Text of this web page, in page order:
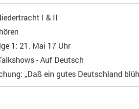
I & II
1: 21. Mai 17 Uhr
- Auf Deutsch
„Daß ein gutes Deutschland